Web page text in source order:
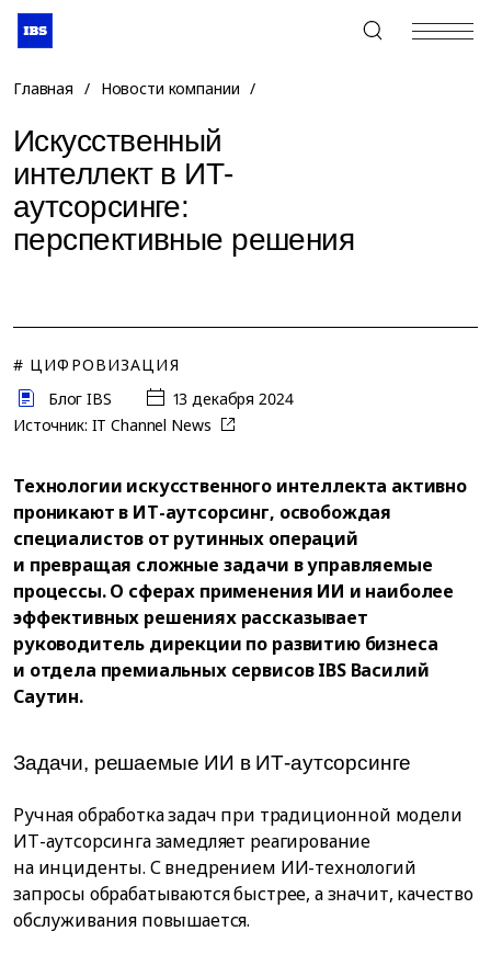
+7 (495) 967-80-80
Главная / Новости компании /
Искусственный
интеллект в ИТ-
аутсорсинге:
перспективные решения
# ЦИФРОВИЗАЦИЯ
Блог IBS
13 декабря 2024
Источник: IT Channel News
Технологии искусственного интеллекта активно
проникают в ИТ-аутсорсинг, освобождая
специалистов от рутинных операций
и превращая сложные задачи в управляемые
процессы. О сферах применения ИИ и наиболее
эффективных решениях рассказывает
руководитель дирекции по развитию бизнеса
и отдела премиальных сервисов IBS Василий
Саутин.
Задачи, решаемые ИИ в ИТ-аутсорсинге
Ручная обработка задач при традиционной модели
ИТ-аутсорсинга замедляет реагирование
на инциденты. С внедрением ИИ-технологий
запросы обрабатываются быстрее, а значит, качество
обслуживания повышается.